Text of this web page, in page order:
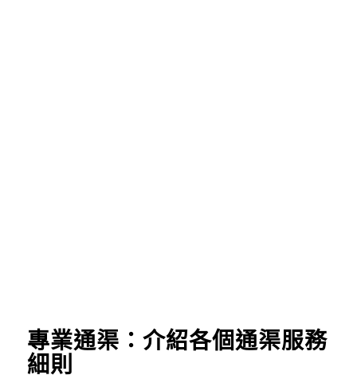
專業通渠：介紹各個通渠服務
細則